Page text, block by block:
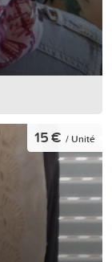
15 € / Unité